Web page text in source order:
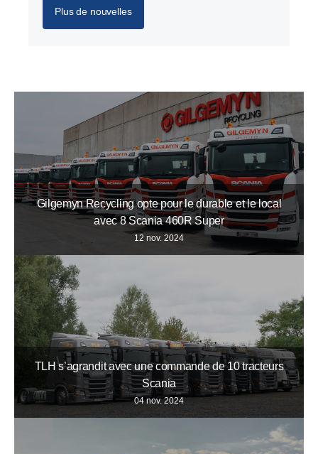
Plus de nouvelles
Gilgemyn Recycling opte pour le durable et le local
avec 8 Scania 460R Super
12 nov. 2024
TLH s’agrandit avec une commande de 10 tracteurs
Scania
04 nov. 2024